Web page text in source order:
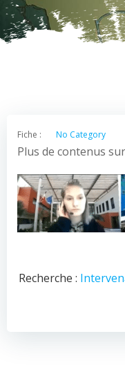
Fiche : No Category
Plus de contenus
Recherche :